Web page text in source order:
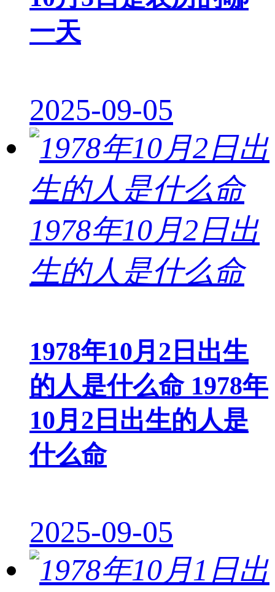
一天
2025-09-05
1978年10月2日出生
的人是什么命 1978年
10月2日出生的人是
什么命
2025-09-05